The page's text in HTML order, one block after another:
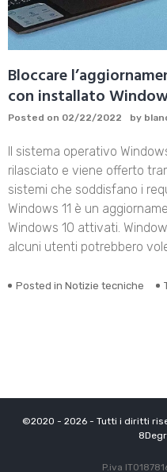
Bloccare
con installato
Posted on 02/22/2022 by
Il sistema operativo
rilasciato e viene offerto
sistemi che soddisfano i
Windows 11 è un
Windows 10 attivati.
alcuni utenti potrebbero
Posted in Notizie tecniche
©2020 - 2026 - Tutti i diritti
P.iva